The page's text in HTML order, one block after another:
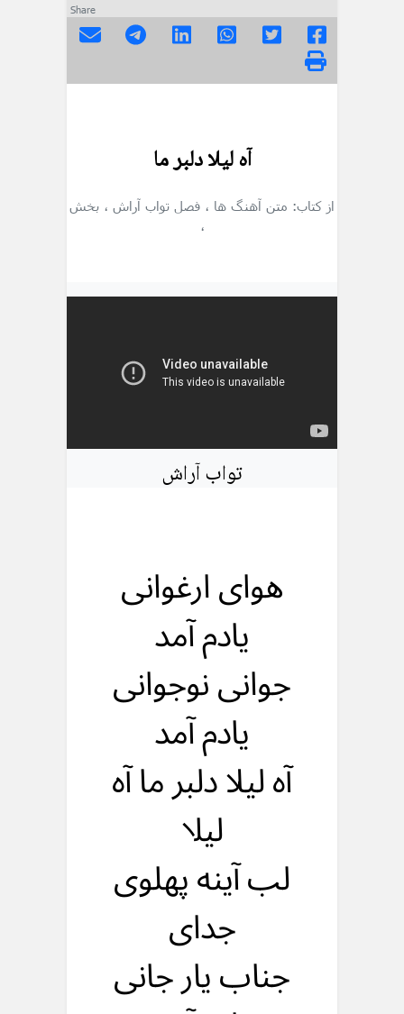
Share
آه لیلا دلبر ما
از کتاب: متن آهنگ ها ، فصل تواب آراش ، بخش
،
تواب آراش
هوای ارغوانی
یادم آمد
جوانی نوجوانی
یادم آمد
آه لیلا دلبر ما آه
لیلا
لب آینه پهلوی
جدای
جناب یار جانی